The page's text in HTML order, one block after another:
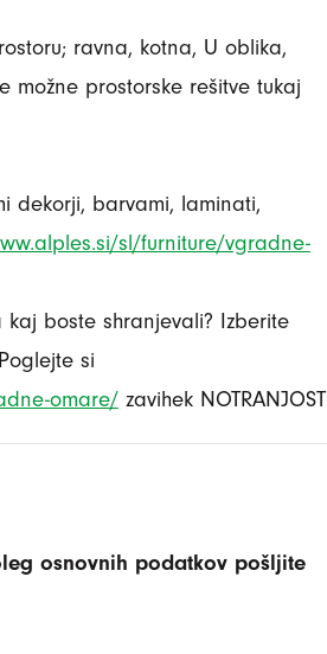
ravna, kotna, U oblika,
prostorske rešitve tukaj
dekorji, barvami, laminati,
sl/furniture/vgradne-
boste shranjevali? Izberite
si
omare/ zavihek NOTRANJOST
osnovnih podatkov pošljite